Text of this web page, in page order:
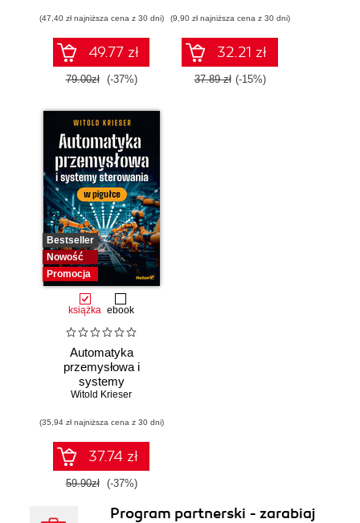
wnioski i opanuj
zaawansowany
SQL na potrzeby
praktycznych
zastosowań.
(47,40 zł najniższa cena z 30 dni)
49.77 zł
79.00zł (-37%)
(9,90 zł najniższa cena z 30 dni)
32.21 zł
37.89 zł (-15%)
Bestseller
Nowość
Promocja
książka ebook
Automatyka
przemysłowa i
systemy
sterowania w
Witold Krieser
(35,94 zł najniższa cena z 30 dni)
37.74 zł
59.90zł (-37%)
Program partnerski - zarabiaj